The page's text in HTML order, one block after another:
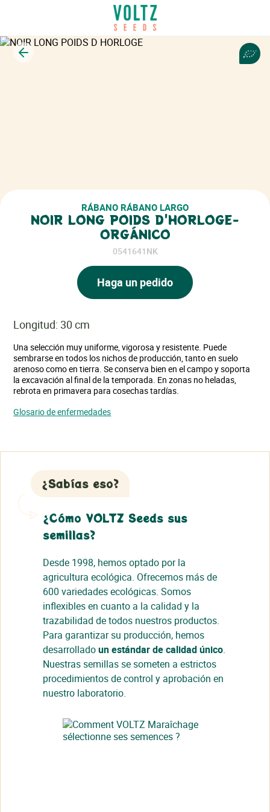
Volver
RÁBANO RÁBANO LARGO
NOIR LONG POIDS D'HORLOGE-
ORGÁNICO
0541641NK
Haga un pedido
Longitud: 30 cm
Una selección muy uniforme, vigorosa y resistente. Puede
sembrarse en todos los nichos de producción, tanto en suelo
arenoso como en tierra. Se conserva bien en el campo y soporta
la excavación al final de la temporada. En zonas no heladas,
rebrota en primavera para cosechas tardías.
Glosario de enfermedades
¿Sabías eso?
¿Cómo VOLTZ Seeds sus
semillas?
Desde 1998, hemos optado por la
agricultura ecológica. Ofrecemos más de
600 variedades ecológicas. Somos
inflexibles en cuanto a la calidad y la
trazabilidad de todos nuestros productos.
Para garantizar su producción, hemos
desarrolladoun estándar de calidad único.
Nuestras semillas se someten a estrictos
procedimientos de control y aprobación en
nuestro laboratorio.